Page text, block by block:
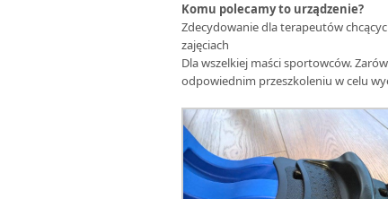
Komu polecamy to urządzenie?
Zdecydowanie dla terapeutów
zajęciach
Dla wszelkiej maści sportowców.
odpowiednim przeszkoleniu w celu